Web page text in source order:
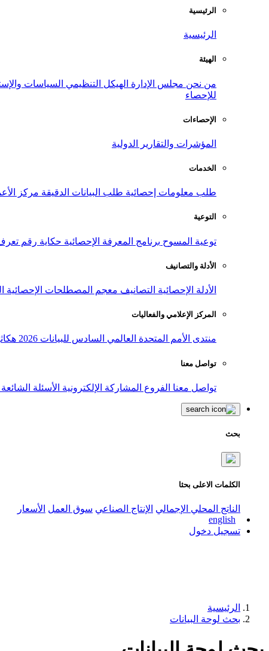
الرئيسية
الرئيسية
الهيئة
من نحن مجلس الإدارة الهيكل التنظيمي السياسات
للإحصاء
الإحصاءات
المؤشرات والتقارير الدولية
الخدمات
طلب معلومات إحصائية طلب البيانات الدقيقة مركز
التوعية
توعية المسوح برنامج المعرفة الإحصائية حكاية رقم
الأدلة والتصانيف
الأدلة الإحصائية التصانيف معجم المصطلحات الإحصائية
المركز الإعلامي والفعاليات
منتدى الأمم المتحدة العالمي السادس للبيانات 2026
تواصل معنا
تواصل معنا الفروع المشاركة الإلكترونية الأسئلة الشائعة
بحث
الكلمات الاعلى بحثا
الناتج المحلي الإجمالي الإنتاج الصناعي سوق العمل الأسعار
english
تسجيل دخول
الرئيسية
بحث لوحة البيانات